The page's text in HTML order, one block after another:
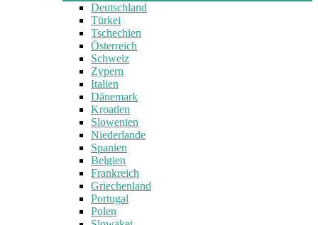
Deutschland
Türkei
Tschechien
Österreich
Schweiz
Zypern
Italien
Dänemark
Kroatien
Slowenien
Niederlande
Spanien
Belgien
Frankreich
Griechenland
Portugal
Polen